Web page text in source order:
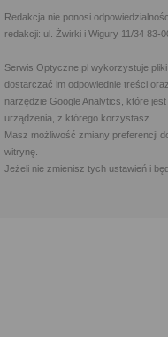
Redakcja nie ponosi
redakcji: ul. Żwirki i Wigury 11/34
Serwis Optyczne.pl wykorzystuje
dostarczać im odpowiednie treści
narzędzie Google Analytics, które
urządzenia, z którego korzystasz.
Masz możliwość zmiany preferencji
witrynę.
Jeżeli nie zmienisz tych ustawień i